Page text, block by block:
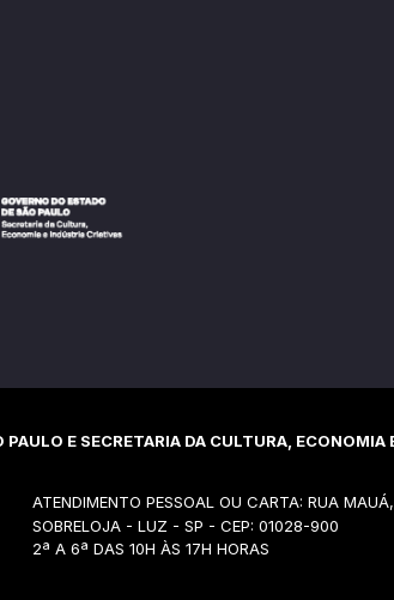
PAULO E SECRETARIA DA CULTURA,
ATENDIMENTO PESSOAL OU CARTA: RUA
SOBRELOJA - LUZ - SP - CEP: 01028-900
2ª A 6ª DAS 10H ÀS 17H HORAS